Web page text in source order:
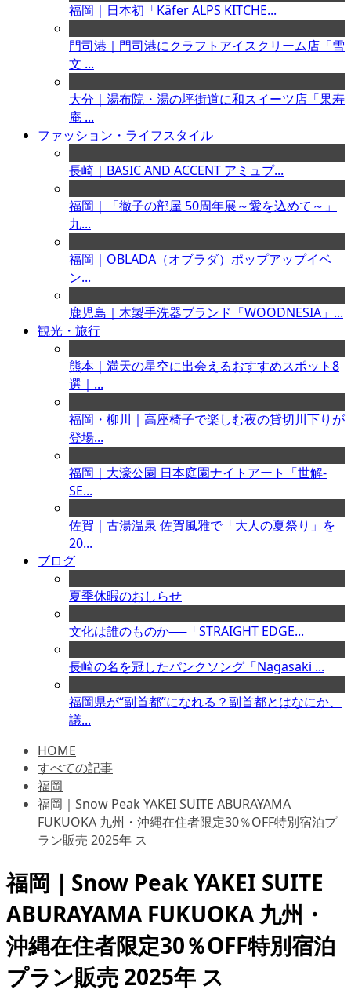
福岡｜日本初「Käfer ALPS KITCHE...
門司港｜門司港にクラフトアイスクリーム店「雪
文 ...
大分｜湯布院・湯の坪街道に和スイーツ店「果寿
庵 ...
ファッション・ライフスタイル
長崎｜BASIC AND ACCENT アミュプ...
福岡｜「徹子の部屋 50周年展～愛を込めて～」
九...
福岡｜OBLADA（オブラダ）ポップアップイベ
ン...
鹿児島｜木製手洗器ブランド「WOODNESIA」...
観光・旅行
熊本｜満天の星空に出会えるおすすめスポット8
選｜...
福岡・柳川｜高座椅子で楽しむ夜の貸切川下りが
登場...
福岡｜大濠公園 日本庭園ナイトアート「世解-
SE...
佐賀｜古湯温泉 佐賀風雅で「大人の夏祭り」を
20...
ブログ
夏季休暇のおしらせ
文化は誰のものか──「STRAIGHT EDGE...
長崎の名を冠したパンクソング「Nagasaki ...
福岡県が“副首都”になれる？副首都とはなにか、
議...
HOME
すべての記事
福岡
福岡｜Snow Peak YAKEI SUITE ABURAYAMA
FUKUOKA 九州・沖縄在住者限定30％OFF特別宿泊プ
ラン販売 2025年 ス
福岡｜Snow Peak YAKEI SUITE
ABURAYAMA FUKUOKA 九州・
沖縄在住者限定30％OFF特別宿泊
プラン販売 2025年 ス